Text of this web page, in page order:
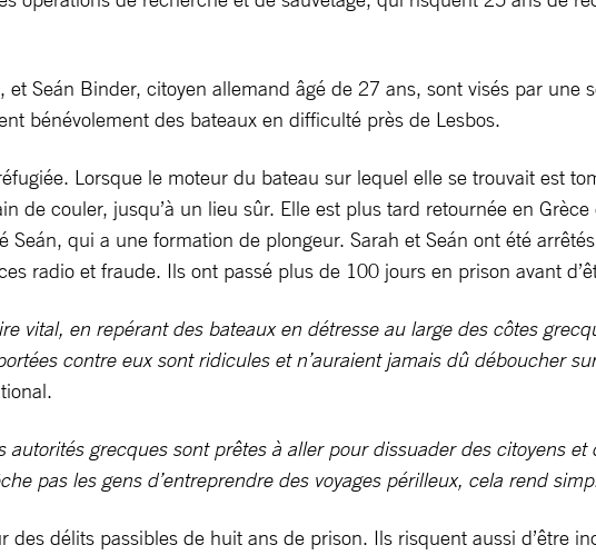
Seán Binder, citoyen allemand âgé de 27 ans, sont visés par une
bénévolement des bateaux en difficulté près de Lesbos.
Lorsque le moteur du bateau sur lequel elle se trouvait est
de couler, jusqu’à un lieu sûr. Elle est plus tard retournée en
Seán, qui a une formation de plongeur. Sarah et Seán ont été
radio et fraude. Ils ont passé plus de 100 jours en prison avant
vital, en repérant des bateaux en détresse au large des côtes
contre eux sont ridicules et n’auraient jamais dû déboucher
grecques sont prêtes à aller pour dissuader des citoyens
pas les gens d’entreprendre des voyages périlleux, cela rend
délits passibles de huit ans de prison. Ils risquent aussi d’être